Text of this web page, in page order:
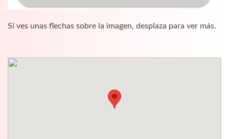
Si ves unas flechas sobre la imagen, desplaza para ver más.